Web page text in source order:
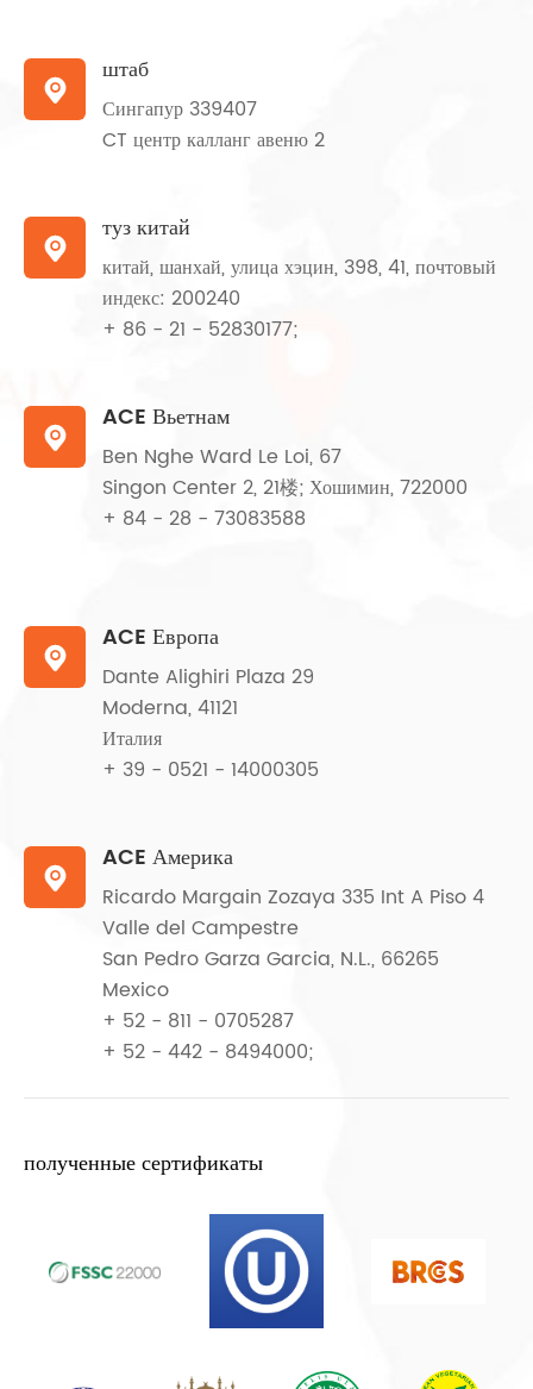

штаб
Сингапур 339407
CT центр калланг авеню 2

туз китай
китай, шанхай, улица хэцин, 398, 41, почтовый
индекс: 200240
+ 86 - 21 - 52830177;

ACE Вьетнам
Ben Nghe Ward Le Loi, 67
Singon Center 2, 21楼; Хошимин, 722000
+ 84 - 28 - 73083588

ACE Европа
Dante Alighiri Plaza 29
Moderna, 41121
Италия
+ 39 - 0521 - 14000305

ACE Америка
Ricardo Margain Zozaya 335 Int A Piso 4
Valle del Campestre
San Pedro Garza Garcia, N.L., 66265
Mexico
+ 52 - 811 - 0705287
+ 52 - 442 - 8494000;
полученные сертификаты